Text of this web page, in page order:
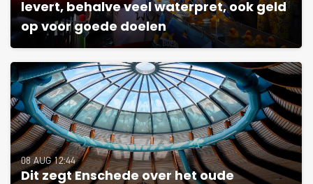
levert, behalve veel waterpret, ook geld
op voor goede doelen
08 AUG 12:44
Dit zegt Enschede over het oude